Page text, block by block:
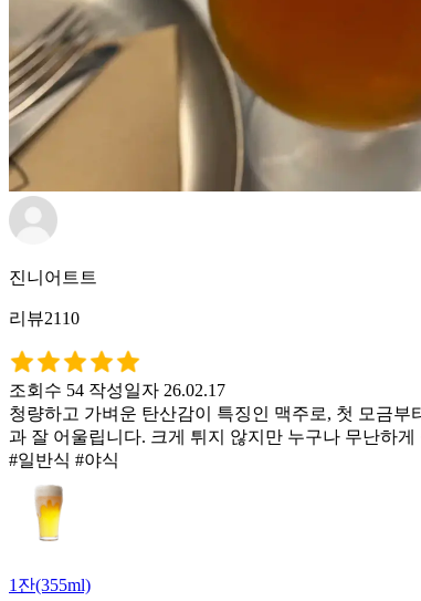
진니어트트
리뷰2110
조회수 54 작성일자 26.02.17
청량하고 가벼운 탄산감이 특징인 맥주로, 첫 모금
과 잘 어울립니다. 크게 튀지 않지만 누구나 무난하
#일반식 #야식
1잔(355ml)